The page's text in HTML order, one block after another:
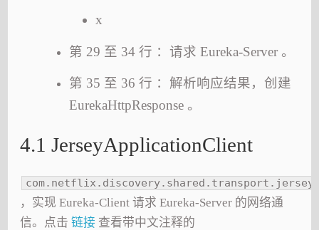
x
第 29 至 34 行 ：请求 Eureka-Server 。
第 35 至 36 行 ：解析响应结果，创建
EurekaHttpResponse 。
4.1 JerseyApplicationClient
，实现 Eureka-Client 请求 Eureka-Server 的网络通
信。点击链接 查看带中文注释的